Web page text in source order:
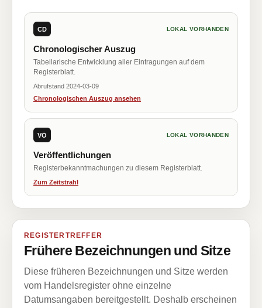
CD LOKAL VORHANDEN
Chronologischer Auszug
Tabellarische Entwicklung aller Eintragungen auf dem
Registerblatt.
Abrufstand 2024-03-09
Chronologischen Auszug ansehen
VÖ LOKAL VORHANDEN
Veröffentlichungen
Registerbekanntmachungen zu diesem Registerblatt.
Zum Zeitstrahl
REGISTERTREFFER
Frühere Bezeichnungen und Sitze
Diese früheren Bezeichnungen und Sitze werden
vom Handelsregister ohne einzelne
Datumsangaben bereitgestellt. Deshalb erscheinen